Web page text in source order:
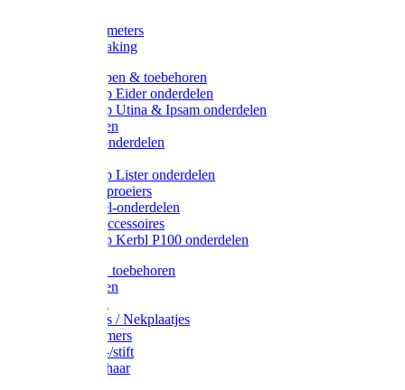
Wegers en meters
Video bewaking
Weidepompen & toebehoren
Weidepomp Eider onderdelen
Weidepomp Utina & Ipsam onderdelen
Drinkbakken
Drinkbak onderdelen
Weidepomp Lister onderdelen
Nippels / Sproeiers
Drinknippel-onderdelen
Drinkbak accessoires
Weidepomp Kerbl P100 onderdelen
Oormerken toebehoren
Enkelbanden
Halsplaatjes / Nekplaatjes
Kokernummers
Merkspray-/stift
Veemerkschaar